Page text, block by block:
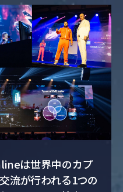
は世界中のカプ
流が行われる1つの